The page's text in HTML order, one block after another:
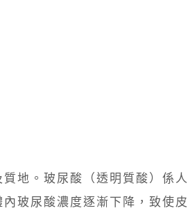
地。玻尿酸（透明質酸）係人
玻尿酸濃度逐漸下降，致使皮